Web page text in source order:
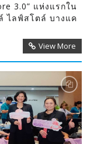
3.0” แห่งแรกใน
ไลฟ์สโตล์ บางแค
View More